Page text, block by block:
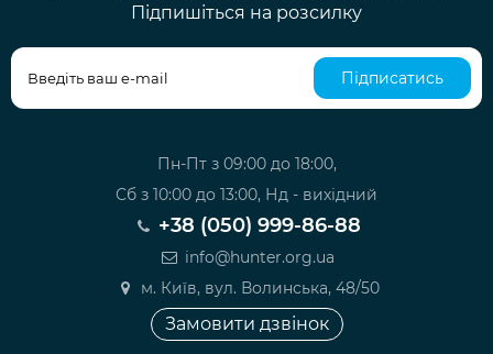
Підпишіться на розсилку
Підписатись
Пн-Пт з 09:00 до 18:00,
Сб з 10:00 до 13:00, Нд - вихідний
+38 (050) 999-86-88
info@hunter.org.ua
м. Київ, вул. Волинська, 48/50
Замовити дзвінок